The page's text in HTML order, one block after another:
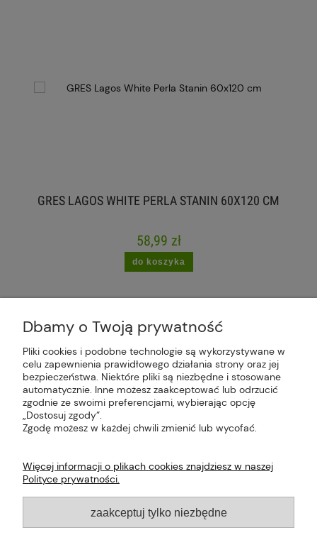
GRES LAGOS WHITE PERLA STANIN 60X120 CM
58,99 zł
do koszyka
Plus Market Sp. z o.o. | Zakręcie 2K, 22-300
Krasnystaw, woj. lubelskie | sklep@plus-market.pl
| tel: 607 770 953 | NIP: 5170405164
O FIRMIE
Dbamy o Twoją prywatność
Pliki cookies i podobne technologie są wykorzystywane w
celu zapewnienia prawidłowego działania strony oraz jej
bezpieczeństwa. Niektóre pliki są niezbędne i stosowane
automatycznie. Inne możesz zaakceptować lub odrzucić
zgodnie ze swoimi preferencjami, wybierając opcję
„Dostosuj zgody”.
Zgodę możesz w każdej chwili zmienić lub wycofać.
Więcej informacji o plikach cookies znajdziesz w naszej
Polityce prywatności.
zaakceptuj tylko niezbędne